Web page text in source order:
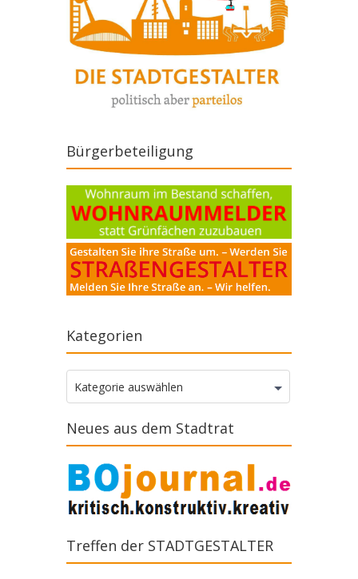
Bürgerbeteiligung
Kategorien
Kategorien
Kategorie auswählen
Neues aus dem Stadtrat
Treffen der STADTGESTALTER